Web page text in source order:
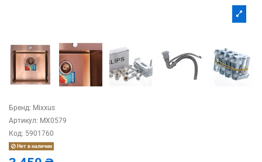
Бренд: Mixxus
Артикул: MX0579
Код: 5901760
Нет в наличии